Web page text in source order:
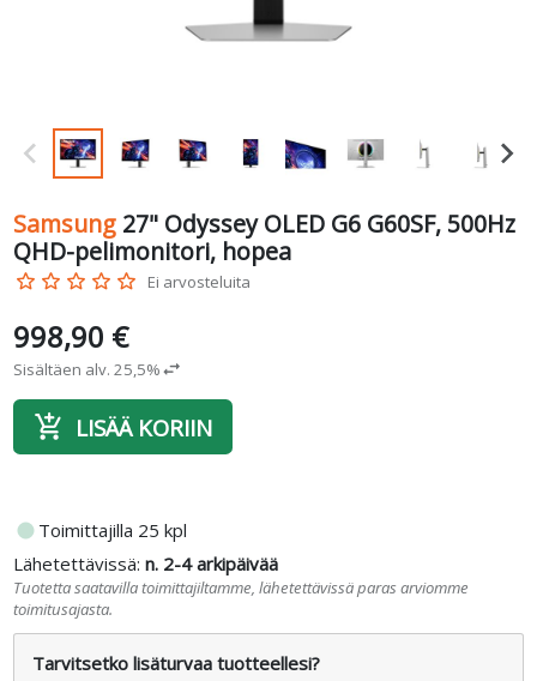
Samsung 27" Odyssey OLED G6 G60SF, 500Hz
QHD-pelimonitori, hopea
star_border star_border star_border star_border star_border Ei arvosteluita
998,90 €
Sisältäen alv. 25,5%swap_horiz
add_shopping_cart LISÄÄ KORIIN
fiber_manual_record Toimittajilla 25 kpl
Lähetettävissä:n. 2-4 arkipäivää
Tuotetta saatavilla toimittajiltamme, lähetettävissä paras arviomme
toimitusajasta.
Tarvitsetko lisäturvaa tuotteellesi?